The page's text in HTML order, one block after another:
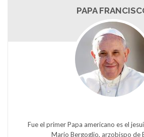
PAPA
Fue el primer Papa americano es el
Mario Bergoglio, arzobispo de